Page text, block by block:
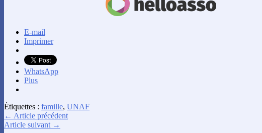
E-mail
Imprimer
WhatsApp
Plus
Étiquettes : famille, UNAF
← Article précédent
Article suivant →